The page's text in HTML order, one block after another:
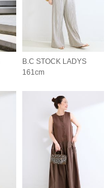
B.C STOCK LADYS
161cm